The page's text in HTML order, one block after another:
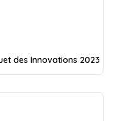
des Innovations 2023